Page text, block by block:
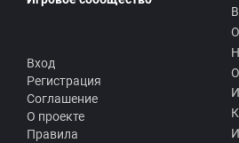
Вход
Регистрация
Соглашение
О проекте
Правила